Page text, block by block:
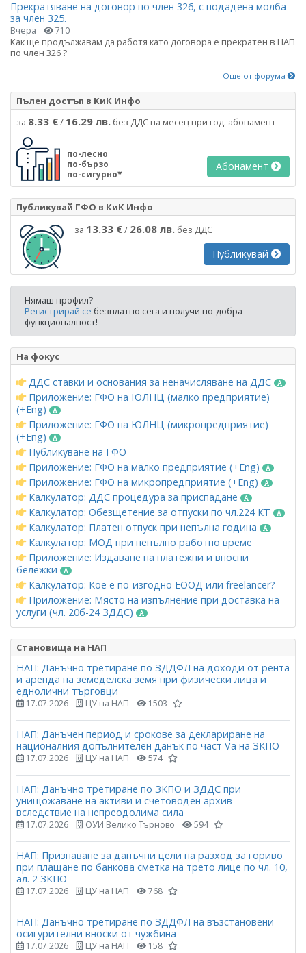
Прекратяване на договор по член 326, с подадена молба
за член 325.
Вчера 710
Как ще продължавам да работя като договора е прекратен в НАП
по член 326 ?
Още от форума
Пълен достъп в КиК Инфо
за 8.33 €/ 16.29 лв. без ДДС на месец при год. абонамент
по-лесно
по-бързо
по-сигурно*
Абонамент
Публикувай ГФО в КиК Инфо
за 13.33 €/ 26.08 лв. без ДДС
Публикувай
Нямаш профил?
Регистрирай се безплатно сега и получи по-добра
функционалност!
На фокус
ДДС ставки и основания за неначисляване на ДДС
Приложение: ГФО на ЮЛНЦ (малко предприятие)
(+Eng)
Приложение: ГФО на ЮЛНЦ (микропредприятие)
(+Eng)
Публикуване на ГФО
Приложение: ГФО на малко предприятие (+Eng)
Приложение: ГФО на микропредприятие (+Eng)
Калкулатор: ДДС процедура за приспадане
Калкулатор: Обезщетение за отпуски по чл.224 КТ
Калкулатор: Платен отпуск при непълна година
Калкулатор: МОД при непълно работно време
Приложение: Издаване на платежни и вносни
бележки
Калкулатор: Кое е по-изгодно ЕООД или freelancer?
Приложение: Място на изпълнение при доставка на
услуги (чл. 20б-24 ЗДДС)
Становища на НАП
НАП: Данъчно третиране по ЗДДФЛ на доходи от рента
и аренда на земеделска земя при физически лица и
еднолични търговци
17.07.2026 ЦУ на НАП 1503
НАП: Данъчен период и срокове за деклариране на
националния допълнителен данък по част Vа на ЗКПО
17.07.2026 ЦУ на НАП 574
НАП: Данъчно третиране по ЗКПО и ЗДДС при
унищожаване на активи и счетоводен архив
вследствие на непреодолима сила
17.07.2026 ОУИ Велико Търново 594
НАП: Признаване за данъчни цели на разход за гориво
при плащане по банкова сметка на трето лице по чл. 10,
ал. 2 ЗКПО
17.07.2026 ЦУ на НАП 768
НАП: Данъчно третиране по ЗДДФЛ на възстановени
осигурителни вноски от чужбина
17.07.2026 ЦУ на НАП 158